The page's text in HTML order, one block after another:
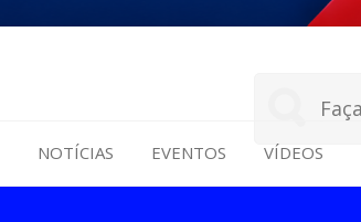
NOTÍCIAS EVENTOS VÍDEOS